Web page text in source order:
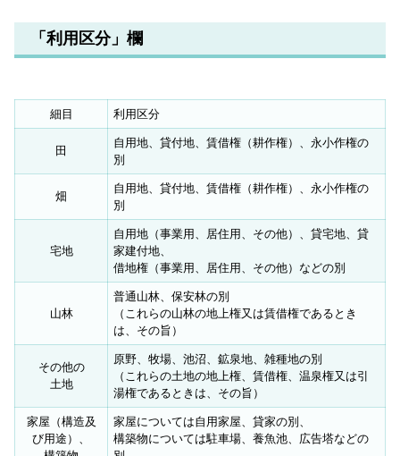
「利用区分」欄
細目 利用区分
田
自用地、貸付地、賃借権（耕作権）、永小作権の
別
畑
自用地、貸付地、賃借権（耕作権）、永小作権の
別
宅地
自用地（事業用、居住用、その他）、貸宅地、貸
家建付地、
借地権（事業用、居住用、その他）などの別
山林
普通山林、保安林の別
（これらの山林の地上権又は賃借権であるとき
は、その旨）
その他の
土地
原野、牧場、池沼、鉱泉地、雑種地の別
（これらの土地の地上権、賃借権、温泉権又は引
湯権であるときは、その旨）
家屋（構造及
び用途）、
家屋については自用家屋、貸家の別、
構築物については駐車場、養魚池、広告塔などの